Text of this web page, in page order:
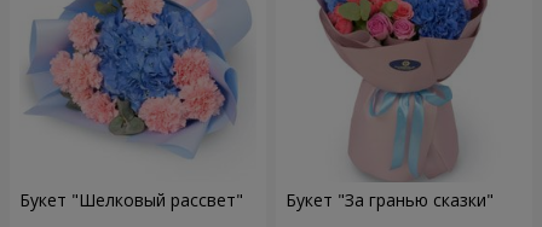
Букет "Шелковый рассвет" Букет "За гранью сказки"